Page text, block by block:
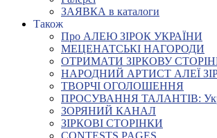
ЗАЯВКА в каталоги
Також
Про АЛЕЮ ЗІРОК УКРАЇНИ
МЕЦЕНАТСЬКІ НАГОРОДИ
ОТРИМАТИ ЗІРКОВУ
НАРОДНИЙ АРТИСТ АЛЕЇ
ТВОРЧІ ОГОЛОШЕННЯ
ПРОСУВАННЯ ТАЛАНТІВ:
ЗОРЯНИЙ КАНАЛ
ЗІРКОВІ СТОРІНКИ
CONTESTS PAGES